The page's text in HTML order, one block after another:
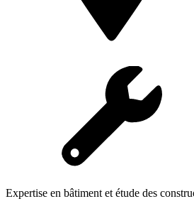
Expertise en bâtiment et étude des